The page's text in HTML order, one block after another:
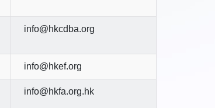
info@hkcdba.org
info@hkef.org
info@hkfa.org.hk